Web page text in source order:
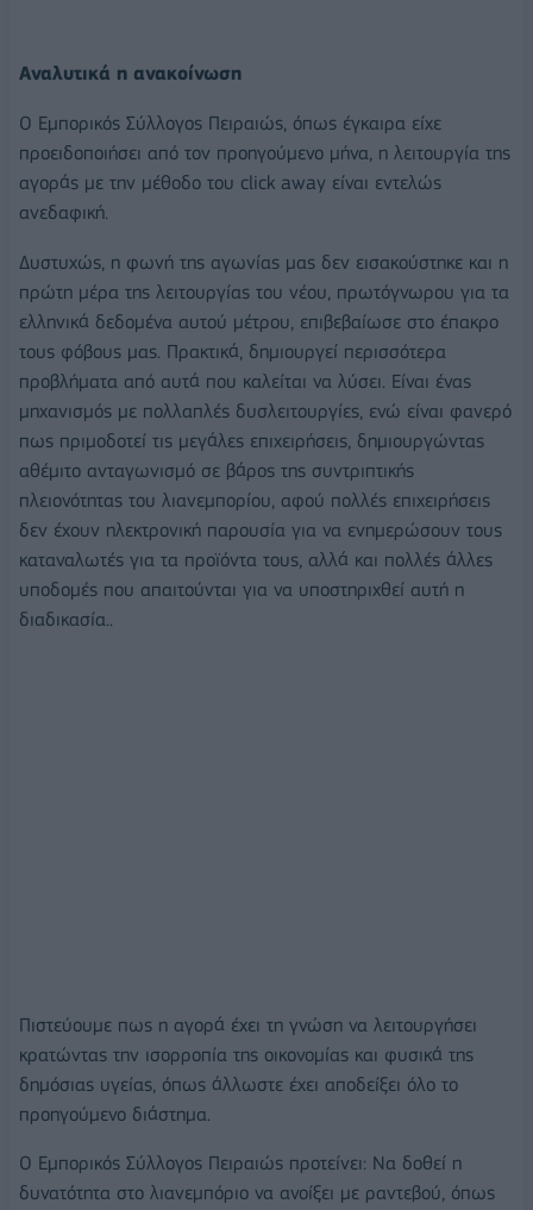
Αναλυτικά η ανακοίνωση
Ο Εμπορικός Σύλλογος Πειραιώς, όπως έγκαιρα είχε
προειδοποιήσει από τον προηγούμενο μήνα, η λειτουργία της
αγοράς με την μέθοδο του click away είναι εντελώς
ανεδαφική.
Δυστυχώς, η φωνή της αγωνίας μας δεν εισακούστηκε και η
πρώτη μέρα της λειτουργίας του νέου, πρωτόγνωρου για τα
ελληνικά δεδομένα αυτού μέτρου, επιβεβαίωσε στο έπακρο
τους φόβους μας. Πρακτικά, δημιουργεί περισσότερα
προβλήματα από αυτά που καλείται να λύσει. Είναι ένας
μηχανισμός με πολλαπλές δυσλειτουργίες, ενώ είναι φανερό
πως πριμοδοτεί τις μεγάλες επιχειρήσεις, δημιουργώντας
αθέμιτο ανταγωνισμό σε βάρος της συντριπτικής
πλειονότητας του λιανεμπορίου, αφού πολλές επιχειρήσεις
δεν έχουν ηλεκτρονική παρουσία για να ενημερώσουν τους
καταναλωτές για τα προϊόντα τους, αλλά και πολλές άλλες
υποδομές που απαιτούνται για να υποστηριχθεί αυτή η
διαδικασία..
Πιστεύουμε πως η αγορά έχει τη γνώση να λειτουργήσει
κρατώντας την ισορροπία της οικονομίας και φυσικά της
δημόσιας υγείας, όπως άλλωστε έχει αποδείξει όλο το
προηγούμενο διάστημα.
Ο Εμπορικός Σύλλογος Πειραιώς προτείνει: Να δοθεί η
δυνατότητα στο λιανεμπόριο να ανοίξει με ραντεβού, όπως